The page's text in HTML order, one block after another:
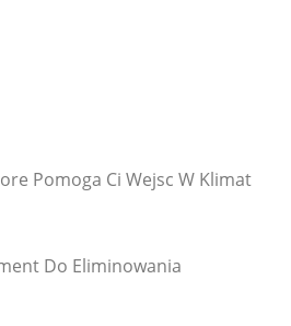
Pomoga Ci Wejsc W Klimat
Do Eliminowania